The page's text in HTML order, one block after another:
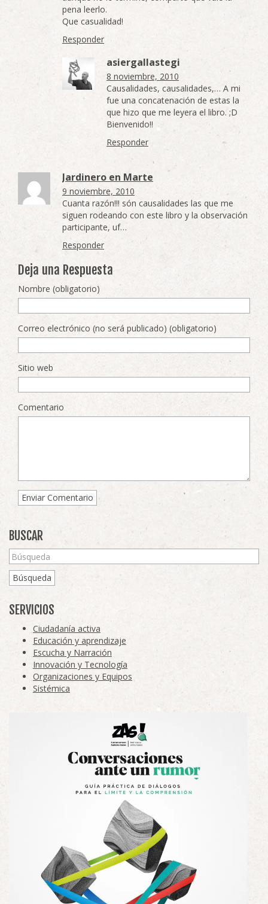
pena leerlo.
Que casualidad!
Responder
asiergallastegi
8 noviembre, 2010
Causalidades, causalidades,… A mi
fue una concatenación de estas la
que hizo que me leyera el libro. ;D
Bienvenido!!
Responder
Jardinero en Marte
9 noviembre, 2010
Cuanta razón!!! són causalidades las que me
siguen rodeando con este libro y la observación
participante, uf…
Responder
Deja una Respuesta
Nombre (obligatorio)
Correo electrónico (no será publicado) (obligatorio)
Sitio web
Comentario
BUSCAR
Búsqueda
SERVICIOS
Ciudadanía activa
Educación y aprendizaje
Escucha y Narración
Innovación y Tecnología
Organizaciones y Equipos
Sistémica